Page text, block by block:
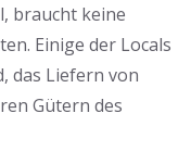
braucht keine
Einige der Locals
das Liefern von
Gütern des